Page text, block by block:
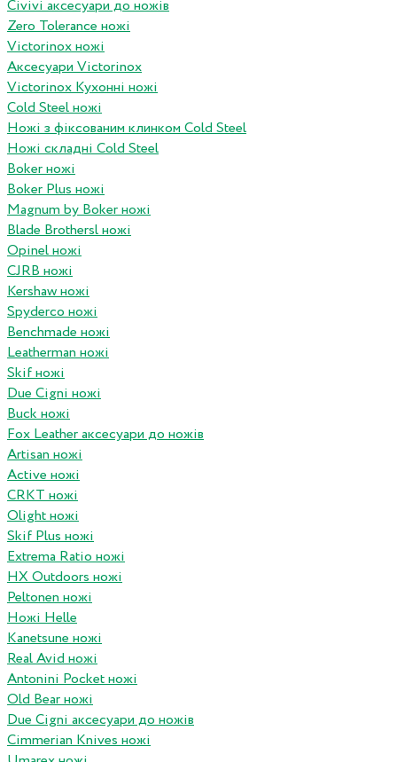
Civivi аксесуари до ножів
Zero Tolerance ножі
Victorinox ножі
Аксесуари Victorinox
Victorinox Кухонні ножі
Cold Steel ножі
Ножі з фіксованим клинком Cold Steel
Ножі складні Cold Steel
Boker ножі
Boker Plus ножі
Magnum by Boker ножі
Blade Brothersl ножі
Opinel ножі
CJRB ножі
Kershaw ножі
Spyderco ножі
Benchmade ножі
Leatherman ножі
Skif ножі
Due Cigni ножі
Buck ножі
Fox Leather аксесуари до ножів
Artisan ножі
Active ножі
CRKT ножі
Olight ножі
Skif Plus ножі
Extrema Ratio ножі
HX Outdoors ножі
Peltonen ножі
Ножі Helle
Kanetsune ножі
Real Avid ножі
Antonini Pocket ножі
Old Bear ножі
Due Cigni аксесуари до ножів
Cimmerian Knives ножі